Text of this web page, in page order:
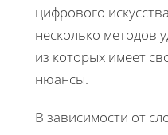
цифрового
несколько методов
из которых имеет
нюансы.
В зависимости от